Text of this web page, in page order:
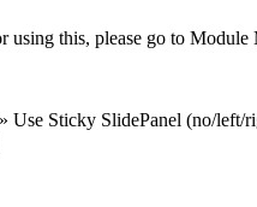
this, please go to
Use Sticky SlidePanel (no/left/